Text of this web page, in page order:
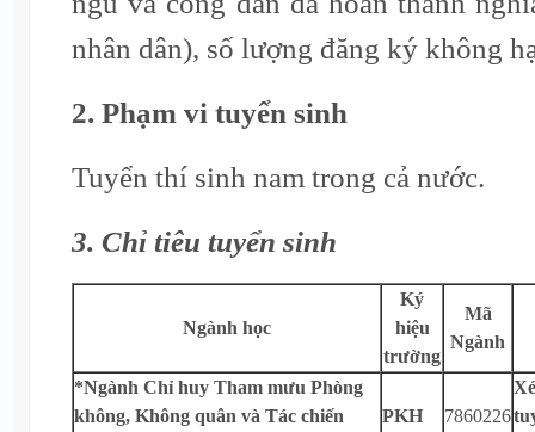
nhân dân), số lượng đăng ký không
2. Phạm vi tuyển sinh
Tuyển thí sinh nam trong cả nước.
3. Chỉ tiêu tuyển sinh
Ngành học
Ký
hiệu
trường
Mã
Ngành
*Ngành Chỉ huy Tham mưu Phòng
không, Không quân và Tác chiến
PKH 7860226